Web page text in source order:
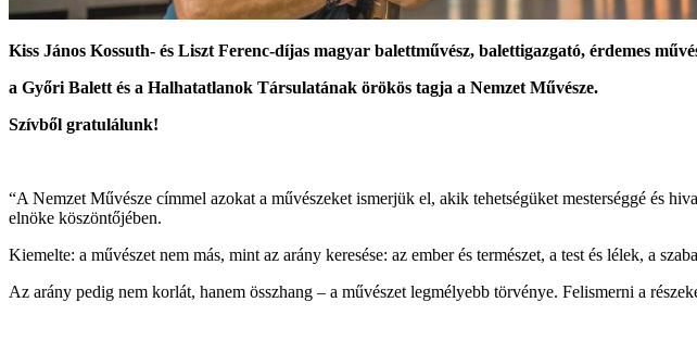
Kiss János Kossuth- és Liszt Ferenc-díjas magyar balettművész, balettigazgató, érdemes
a Győri Balett és a Halhatatlanok Társulatának örökös tagja a Nemzet Művésze.
Szívből gratulálunk!
“A Nemzet Művésze címmel azokat a művészeket ismerjük el, akik tehetségüket mesterséggé és
elnöke köszöntőjében.
Kiemelte: a művészet nem más, mint az arány keresése: az ember és természet, a test és lélek, a
Az arány pedig nem korlát, hanem összhang – a művészet legmélyebb törvénye. Felismerni a